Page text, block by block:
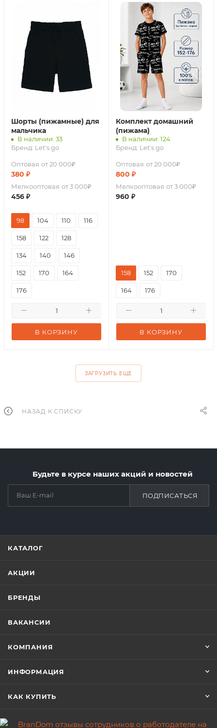
Шорты (пижамные) для
мальчика
В наличии: 33
Бренд: Let's go
Оптовая от 20 000₽
380 ₽
Мелкооптовая от 3 000₽
456 ₽
В КОРЗИНУ
98 104 110 116
158 122 128
134 140 146
152 170 164
176
Комплект домашний
(пижама)
В наличии: 124
Бренд: Let's go
Оптовая от 20 000₽
800 ₽
Мелкооптовая от 3 000₽
960 ₽
В КОРЗИНУ
158 152 170
164 176
ЗАГРУЗИТЬ ЕЩЕ
НАЗАД К СПИСКУ
Будьте в курсе наших акций и новостей
ПОДПИСАТЬСЯ
КАТАЛОГ
АКЦИИ
БРЕНДЫ
ВАКАНСИИ
КОМПАНИЯ
ИНФОРМАЦИЯ
КАК КУПИТЬ